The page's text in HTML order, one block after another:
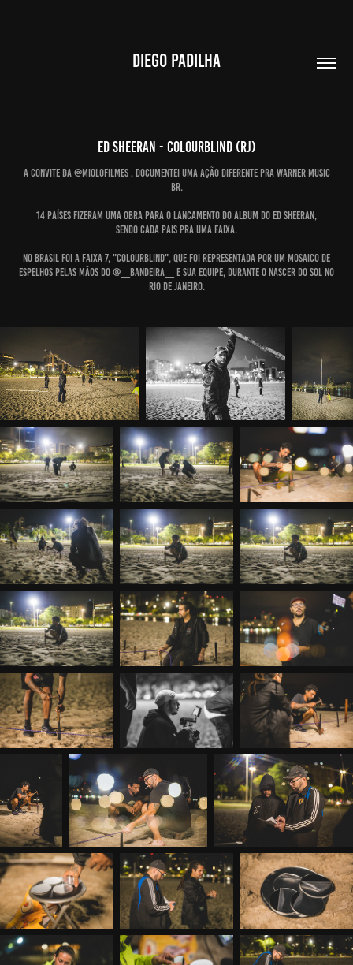
DIEGO PADILHA
Ed Sheeran - Colourblind (RJ)
A convite da @miolofilmes , documentei uma ação diferente pra Warner Music
BR.
14 países fizeram uma obra para o lancamento do album do Ed Sheeran,
Sendo cada pais pra uma faixa.
No Brasil foi a faixa 7, "Colourblind", que foi representada por um mosaico de
espelhos pelas mãos do @__bandeira__ e sua equipe, durante o nascer do sol no
Rio de Janeiro.